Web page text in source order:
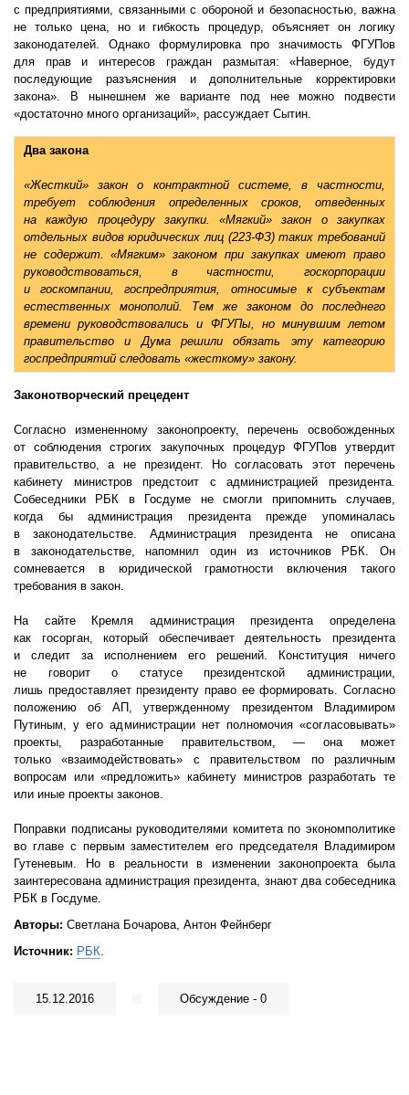
с предприятиями, связанными с обороной и безопасностью, важна
не только цена, но и гибкость процедур, объясняет он логику
законодателей. Однако формулировка про значимость ФГУПов
для прав и интересов граждан размытая: «Наверное, будут
последующие разъяснения и дополнительные корректировки
закона». В нынешнем же варианте под нее можно подвести
«достаточно много организаций», рассуждает Сытин.
Два закона
«Жесткий» закон о контрактной системе, в частности,
требует соблюдения определенных сроков, отведенных
на каждую процедуру закупки. «Мягкий» закон о закупках
отдельных видов юридических лиц (223-ФЗ) таких требований
не содержит. «Мягким» законом при закупках имеют право
руководствоваться, в частности, госкорпорации
и госкомпании, госпредприятия, относимые к субъектам
естественных монополий. Тем же законом до последнего
времени руководствовались и ФГУПы, но минувшим летом
правительство и Дума решили обязать эту категорию
госпредприятий следовать «жесткому» закону.
Законотворческий прецедент
Согласно измененному законопроекту, перечень освобожденных
от соблюдения строгих закупочных процедур ФГУПов утвердит
правительство, а не президент. Но согласовать этот перечень
кабинету министров предстоит с администрацией президента.
Собеседники РБК в Госдуме не смогли припомнить случаев,
когда бы администрация президента прежде упоминалась
в законодательстве. Администрация президента не описана
в законодательстве, напомнил один из источников РБК. Он
сомневается в юридической грамотности включения такого
требования в закон.
На сайте Кремля администрация президента определена
как госорган, который обеспечивает деятельность президента
и следит за исполнением его решений. Конституция ничего
не говорит о статусе президентской администрации,
лишь предоставляет президенту право ее формировать. Согласно
положению об АП, утвержденному президентом Владимиром
Путиным, у его администрации нет полномочия «согласовывать»
проекты, разработанные правительством, — она может
только «взаимодействовать» с правительством по различным
вопросам или «предложить» кабинету министров разработать те
или иные проекты законов.
Поправки подписаны руководителями комитета по экономполитике
во главе с первым заместителем его председателя Владимиром
Гутеневым. Но в реальности в изменении законопроекта была
заинтересована администрация президента, знают два собеседника
РБК в Госдуме.
Авторы: Светлана Бочарова, Антон Фейнберг
Источник: РБК.
15.12.2016 Обсуждение - 0